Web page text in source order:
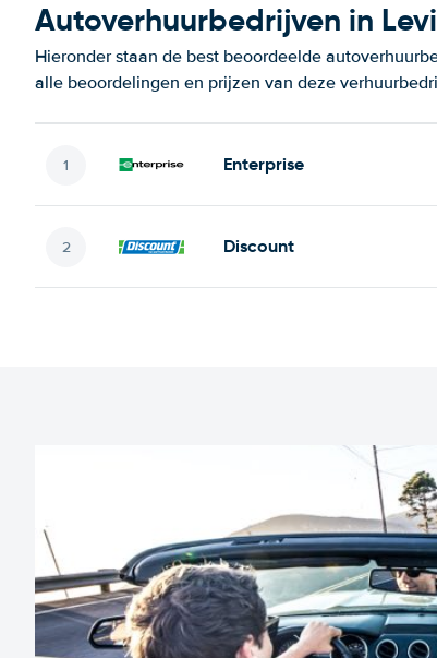
Autoverhuurbedrijven in
Hieronder staan de best beoordeelde
alle beoordelingen en prijzen van deze
Enterprise
Discount